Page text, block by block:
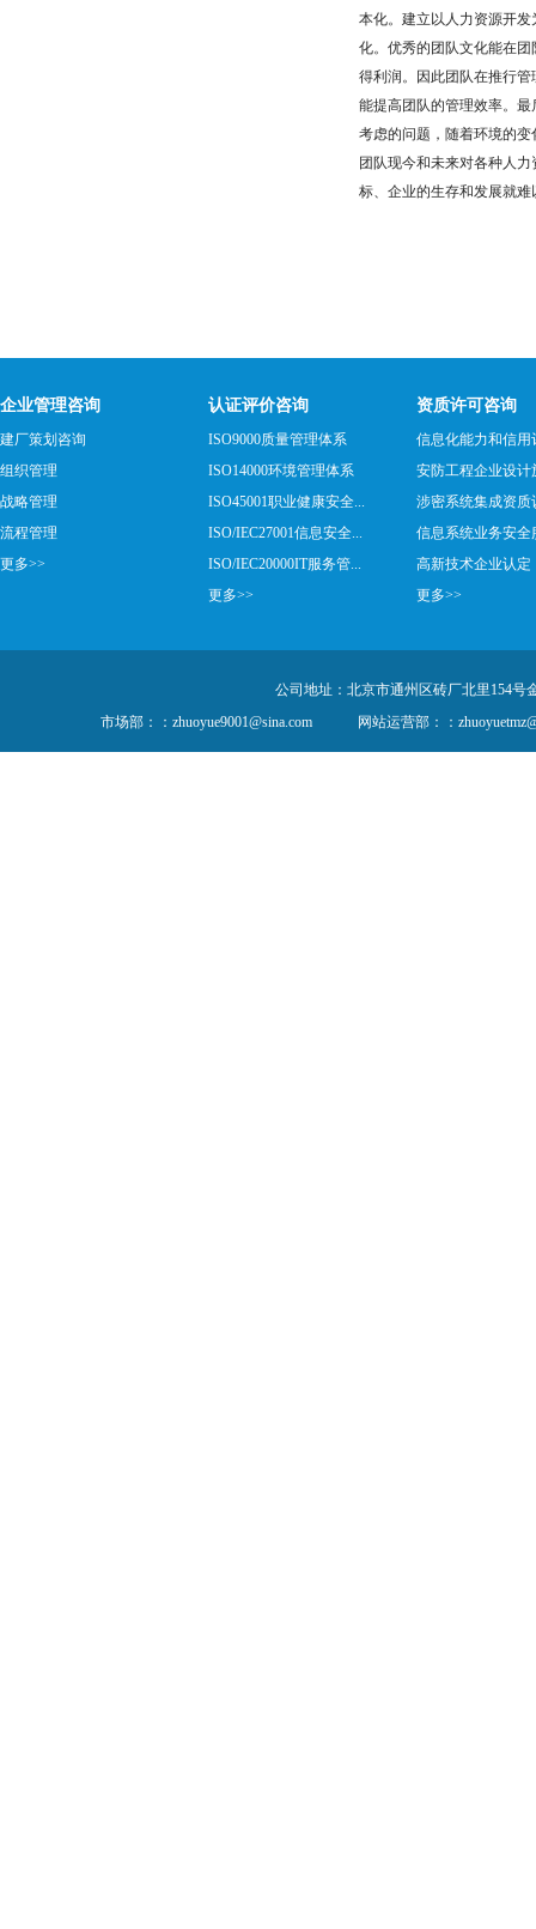
本化。建立以人力资源开
化。优秀的团队文化能在
得利润。因此团队在推行
能提高团队的管理效率。
考虑的问题，随着环境的
团队现今和未来对各种人
标、企业的生存和发展就难
企业管理咨询
建厂策划咨询
组织管理
战略管理
流程管理
更多>>
认证评价咨询
ISO9000质量管理体系
ISO14000环境管理体系
ISO45001职业健康安全...
ISO/IEC27001信息安全...
ISO/IEC20000IT服务管...
更多>>
资质许可咨询
信息化能力和信用
安防工程企业设计
涉密系统集成资质
信息系统业务安全
高新技术企业认定
更多>>
公司地址：北京市通州区砖厂北里154号
市场部：：zhuoyue9001@sina.com
网站运营部：：